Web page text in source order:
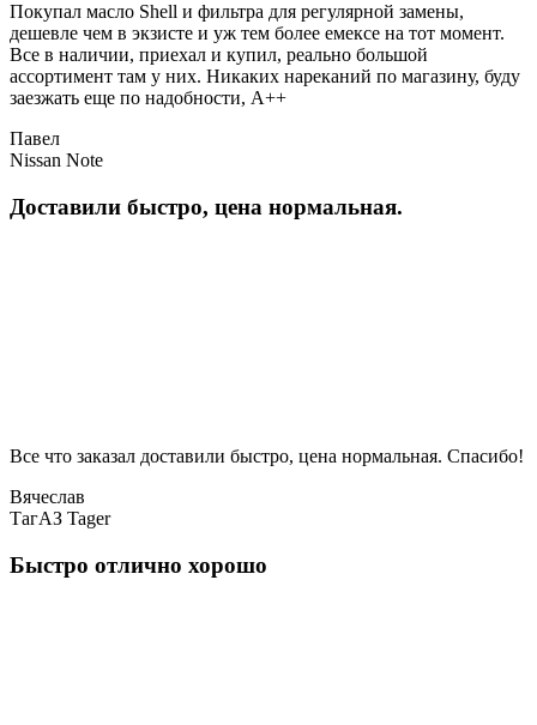
Покупал масло Shell и фильтра для регулярной замены,
дешевле чем в экзисте и уж тем более емексе на тот момент.
Все в наличии, приехал и купил, реально большой
ассортимент там у них. Никаких нареканий по магазину, буду
заезжать еще по надобности, A++
Павел
Nissan Note
Доставили быстро, цена нормальная.
Все что заказал доставили быстро, цена нормальная. Спасибо!
Вячеслав
ТагАЗ Tager
Быстро отлично хорошо